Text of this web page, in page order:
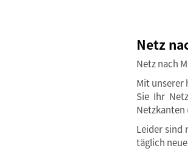
Netz
Netz nach
Mit unserer
Sie Ihr
Netzkanten
Leider sind
täglich